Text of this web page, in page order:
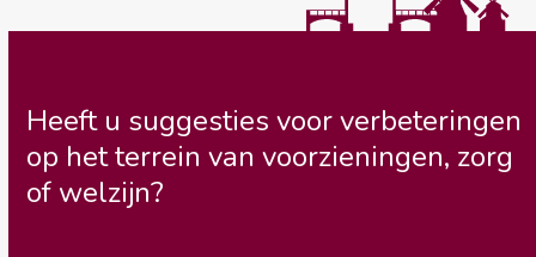
Heeft u suggesties voor verbeteringen
op het terrein van voorzieningen, zorg
of welzijn?